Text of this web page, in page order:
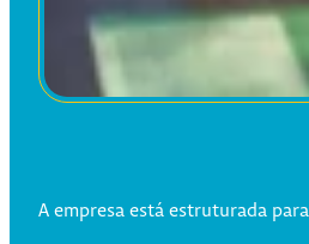
A empresa está estruturada